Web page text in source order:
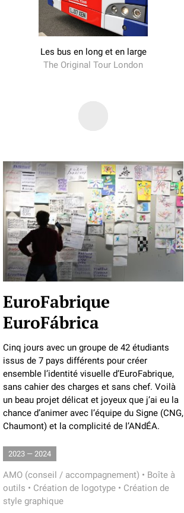
Les bus en long et en large
The Original Tour London
EuroFabrique
EuroFábrica
Cinq jours avec un groupe de 42 étudiants
issus de 7 pays différents pour créer
ensemble l’identité visuelle d’EuroFabrique,
sans cahier des charges et sans chef. Voilà
un beau projet délicat et joyeux que j’ai eu la
chance d’animer avec l’équipe du Signe (CNG,
Chaumont) et la complicité de l’ANdÉA.
2023 — 2024
AMO (conseil / accompagnement) • Boîte à
outils • Création de logotype • Création de
style graphique